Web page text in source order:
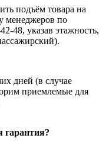
подъём товара на
менеджеров по
48, указав этажность,
дней (в случае
приемлемые для
гарантия?